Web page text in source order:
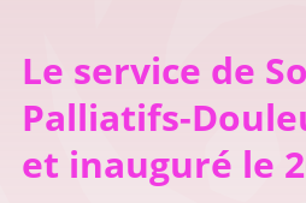
Le service de
Palliatifs-
et inauguré le